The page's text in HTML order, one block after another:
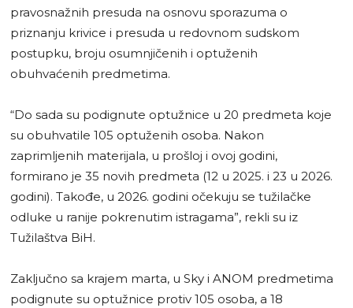
pravosnažnih presuda na osnovu sporazuma o
priznanju krivice i presuda u redovnom sudskom
postupku, broju osumnjičenih i optuženih
obuhvaćenih predmetima.
“Do sada su podignute optužnice u 20 predmeta koje
su obuhvatile 105 optuženih osoba. Nakon
zaprimljenih materijala, u prošloj i ovoj godini,
formirano je 35 novih predmeta (12 u 2025. i 23 u 2026.
godini). Takođe, u 2026. godini očekuju se tužilačke
odluke u ranije pokrenutim istragama”, rekli su iz
Tužilaštva BiH.
Zaključno sa krajem marta, u Sky i ANOM predmetima
podignute su optužnice protiv 105 osoba, a 18